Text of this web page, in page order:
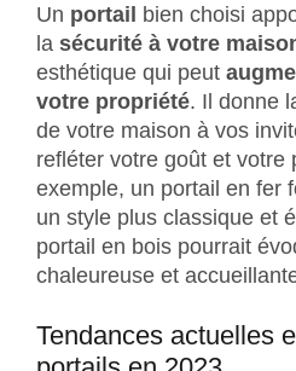
Un portail bien choisi
la sécurité à votre
esthétique qui peut
votre propriété. Il donne
de votre maison à vos
refléter votre goût et votre
exemple, un portail en fer
un style plus classique et
portail en bois pourrait
chaleureuse et
Tendances actuelles